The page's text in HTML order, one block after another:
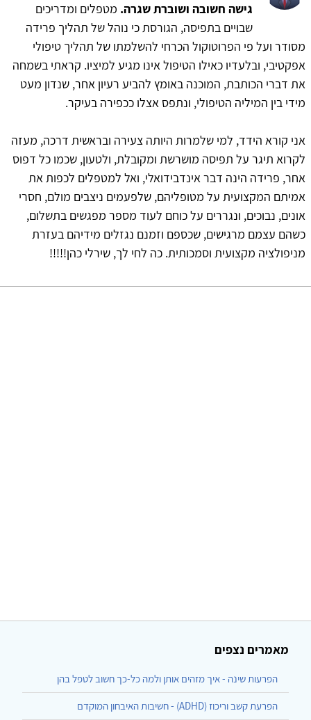
גישה חשובה ושוברת שגרה. מטפלים ומדריכים
שבויים בתפיסה, הגורסת כי נוהל של תהליך פרידה
מסודר ועל פי הפרוטוקול הכרחי להשלמתו של תהליך טיפולי
אפקטיבי, ובלעדיו כאילו הטיפול אינו מגיע למיציו. קראתי בשמחה
את דברי הכותבת, המוכנה באומץ להביע רעיון אחר, שנדון מעט
מידי בין המיליה הטיפולי, ונתפס אצלו ככפירה בעיקר.
אני קורא הידד, למי שלמרות היותה צעירה ובראשית דרכה, מעזה
לקרוא תיגר על תפיסה מושרשת ומקובלת, ולטעון, שכמו כל דפוס
אחר, פרידה הינה דבר אינדבידואלי, ואל למטפלים לכפות את
אמיתם המקצועית על מטופליהם, שלפעמים ניצבים מולם, חסרי
אונים, נבוכים, ונגררים על כוחם לעוד מספר מפגשים בתשלום,
כשהם עצמם מרגישים, שכספם וזמנם נגזלים מידיהם בעזרת
מניפולציה מקצועית וסמכותית. כה לחי לך, שירלי כהן!!!!!
מאמרים נצפים
הפרעות שינה - איך מזהים אותן ולמה כל-כך חשוב לטפל בהן
הפרעת קשב וריכוז (ADHD) - חשיבות האיבחון המוקדם